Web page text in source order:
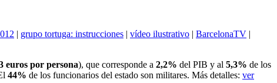
| grupo tortuga: instrucciones | vídeo ilustrativo | BarcelonaTV |
euros por persona), que corresponde a 2,2% del PIB y al 5,3% de los
44% de los funcionarios del estado son militares. Más detalles: ver